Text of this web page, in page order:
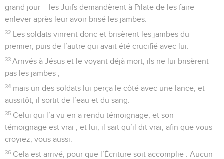
grand jour – les Juifs demandèrent à Pilate de les faire
enlever après leur avoir brisé les jambes.
32 Les soldats vinrent donc et brisèrent les jambes du
premier, puis de l’autre qui avait été crucifié avec lui.
33 Arrivés à Jésus et le voyant déjà mort, ils ne lui brisèrent
pas les jambes ;
34 mais un des soldats lui perça le côté avec une lance, et
aussitôt, il sortit de l’eau et du sang.
35 Celui qui l’a vu en a rendu témoignage, et son
témoignage est vrai ; et lui, il sait qu’il dit vrai, afin que vous
croyiez, vous aussi.
36 Cela est arrivé, pour que l’Écriture soit accomplie : Aucun